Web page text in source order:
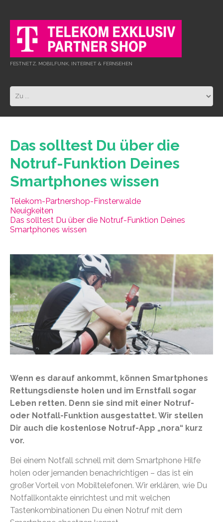
FESTNETZ, MOBILFUNK, INTERNET & FERNSEHEN
Das solltest Du über die
Notruf-Funktion Deines
Smartphones wissen
Telekom-Partnershop-Finsterwalde
Neuigkeiten
Das solltest Du über die Notruf-Funktion Deines
Smartphones wissen
Wenn es darauf ankommt, können Smartphones
Rettungsdienste holen und im Ernstfall sogar
Leben retten. Denn sie sind mit einer Notruf-
oder Notfall-Funktion ausgestattet. Wir stellen
Dir auch die kostenlose Notruf-App „nora“ kurz
vor.
Bei einem Notfall schnell mit dem Smartphone Hilfe
holen oder jemanden benachrichtigen – das ist ein
großer Vorteil von Mobiltelefonen. Wir erklären, wie Du
Notfallkontakte einrichtest und mit welchen
Tastenkombinationen Du einen Notruf mit dem